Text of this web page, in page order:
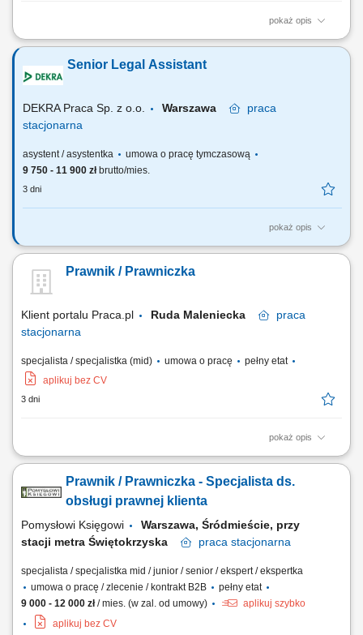
pokaż opis
Koordynowanie działań związanych z zarządzaniem i komercjalizacją
powierzchni handlowych i usługowych. Prowadzenie negocjacji
dotyczących najmu oraz współpraca z partnerami biznesowymi. Nadzór
Senior Legal Assistant
DEKRA Praca Sp. z o.o. Warszawa
praca
stacjonarna
asystent / asystentka
umowa o pracę tymczasową
9 750 - 11 900 złbrutto/mies.
3 dni
pokaż opis
Responsibilities: Provide legal support in the areas of EU law: external
regulations, personal data protection rules and regulations; Provide
legal support in the areas of Polish law: civil law, tax-related matters,
Prawnik / Prawniczka
Klient portalu Praca.pl Ruda Maleniecka
praca
stacjonarna
specjalista / specjalistka (mid) umowa o pracę
pełny etat
aplikuj bez CV
3 dni
pokaż opis
Sporządzanie, weryfikacja oraz nadzór nad obiegiem umów i aneksów
oraz ich zgłaszanie do Zamawiającego; Tworzenie i analiza
korespondencji kontraktowej oraz identyfikacja zdarzeń
Prawnik / Prawniczka - Specjalista ds.
obsługi prawnej klienta
Pomysłowi Księgowi
Warszawa, Śródmieście, przy
stacji metra Świętokrzyska
praca stacjonarna
specjalista / specjalistka mid / junior / senior / ekspert / ekspertka
umowa o pracę / zlecenie / kontrakt B2B
pełny etat
9 000 - 12 000 zł/ mies. (w zal. od umowy)
aplikuj szybko
aplikuj bez CV